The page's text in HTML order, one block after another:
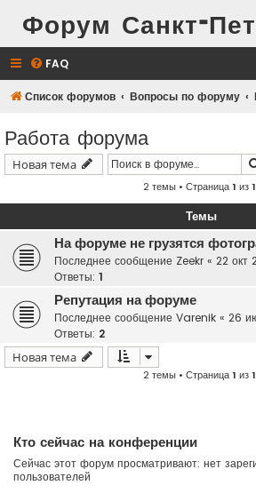
Форум Санкт-
FAQ
Список форумов Вопросы по форуму
Работа форума
Новая тема
2 темы • Страница1 из1
Темы
На форуме не грузятся
Последнее сообщение Zeekr « 22 окт
Ответы: 1
Репутация на форуме
Последнее сообщение Varenik « 26
Ответы: 2
Новая тема
2 темы • Страница1 из1
Кто сейчас на конференции
Сейчас этот форум просматривают: нет
пользователей